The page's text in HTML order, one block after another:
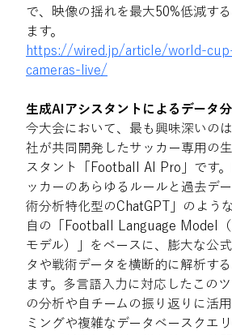
で、映像の揺れを最大50%低減す
ます。
https://wired.jp/article/world-
cameras-live/
生成AIアシスタントによるデータ
今大会において、最も興味深いの
社が共同開発したサッカー専用の
スタント「Football AI Pro」です
ッカーのあらゆるルールと過去デ
術分析特化型のChatGPT」のよう
自の「Football Language Model
モデル）」をベースに、膨大な公
タや戦術データを横断的に解析す
ます。多言語入力に対応したこの
の分析や自チームの振り返りに活
ミングや複雑なデータベースクエ